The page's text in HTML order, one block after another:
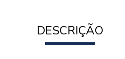
DESCRIÇÃO